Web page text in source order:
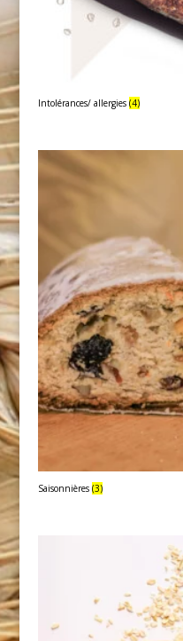
Intolérances/ allergies (4)
Saisonnières (3)